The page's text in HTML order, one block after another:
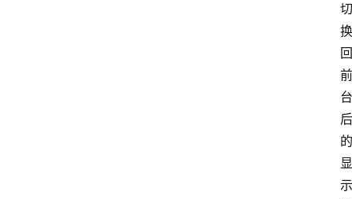
切
换
回
前
台
后
的
显
示